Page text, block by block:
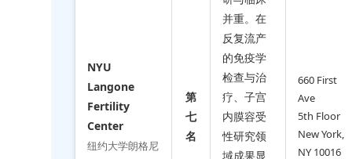
NYU
Langone
Fertility
Center
纽约大学朗格尼
第
七
名
并重。在
反复流产
的免疫学
检查与治
疗、子宫
内膜容受
性研究领
域成果显
660 First
Ave
5th Floor
New York,
NY 10016